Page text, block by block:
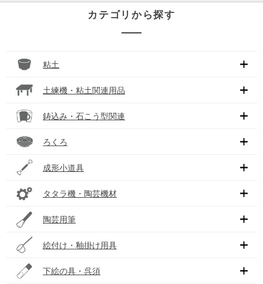
カテゴリから探す
粘土
土練機・粘土関連用品
鋳込み・石こう型関連
ろくろ
成形小道具
タタラ機・陶芸機材
陶芸用筆
絵付け・釉掛け用具
下絵の具・呉須